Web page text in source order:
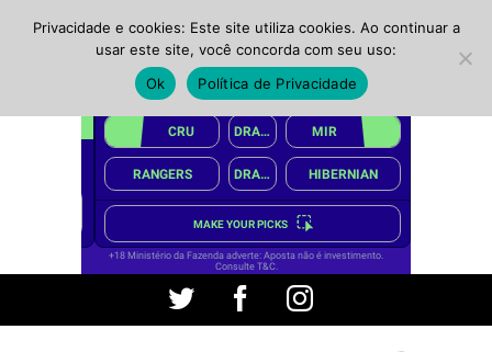
Twitter FacebookInstagram
Privacidade e cookies: Este site utiliza cookies. Ao continuar a
usar este site, você concorda com seu uso:
Ok
Política de Privacidade